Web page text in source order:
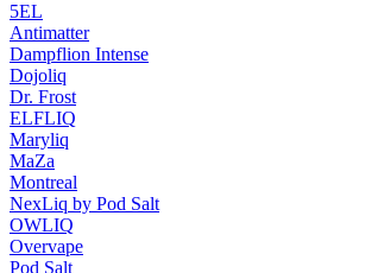
5EL
Antimatter
Dampflion Intense
Dojoliq
Dr. Frost
ELFLIQ
Maryliq
MaZa
Montreal
NexLiq by Pod Salt
OWLIQ
Overvape
Pod Salt